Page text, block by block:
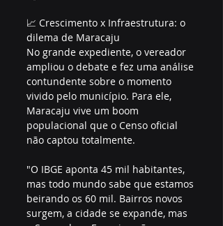
📈 Crescimento x Infraestrutura: o
dilema de Maracaju
No grande expediente, o vereador
ampliou o debate e fez uma análise
contundente sobre o momento
vivido pelo município. Para ele,
Maracaju vive um boom
populacional que o Censo oficial
não captou totalmente.
"O IBGE aponta 45 mil habitantes,
mas todo mundo sabe que estamos
beirando os 60 mil. Bairros novos
surgem, a cidade se expande, mas